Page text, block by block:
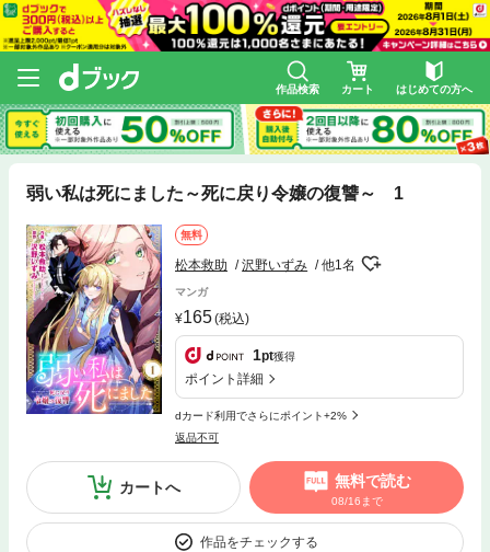
作品検索 カート はじめての方へ
弱い私は死にました～死に戻り令嬢の復讐～ 1
無料
松本救助 沢野いずみ 他1名
マンガ
165(税込)
1pt獲得
ポイント詳細
dカード利用でさらにポイント+2%
返品不可
カートへ 無料で読む
08/16まで
作品をチェックする